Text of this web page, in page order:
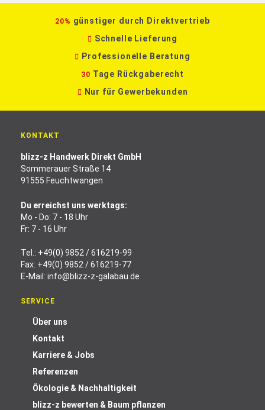
20% günstiger durch Direktvertrieb
Schnelle Lieferung
Professionelle Beratung
30 Tage Rückgaberecht
Nur für Gewerbekunden
KONTAKT
blizz-z Handwerk Direkt GmbH
Sommerauer Straße 14
91555 Feuchtwangen
Du erreichst uns werktags:
Mo - Do: 7 - 18 Uhr
Fr: 7 - 16 Uhr
Tel.: +49(0) 9852 / 616219-99
Fax: +49(0) 9852 / 616219-77
E-Mail: info@blizz-z-galabau.de
SERVICE
Über uns
Kontakt
Karriere & Jobs
Referenzen
Ökologie & Nachhaltigkeit
blizz-z bewerten & Baum pflanzen